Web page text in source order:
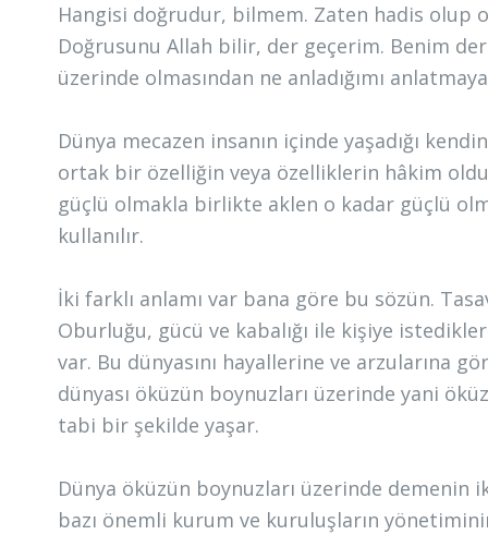
Hangisi doğrudur, bilmem. Zaten hadis olup
Doğrusunu Allah bilir, der geçerim. Benim
üzerinde olmasından ne anladığımı anlatmaya
Dünya mecazen insanın içinde yaşadığı
ortak bir özelliğin veya özelliklerin hâkim
güçlü olmakla birlikte aklen o kadar güçlü
kullanılır.
İki farklı anlamı var bana göre bu sözün.
Oburluğu, gücü ve kabalığı ile kişiye
var. Bu dünyasını hayallerine ve arzularına
dünyası öküzün boynuzları üzerinde yani
tabi bir şekilde yaşar.
Dünya öküzün boynuzları üzerinde demenin
bazı önemli kurum ve kuruluşların